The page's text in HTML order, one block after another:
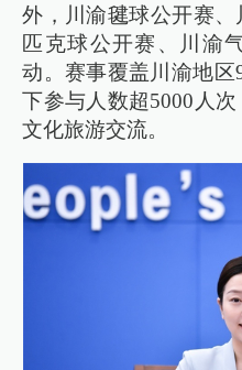
外，川渝毽球公开赛
匹克球公开赛、川渝
动。赛事覆盖川渝地
下参与人数超5000人
文化旅游交流。